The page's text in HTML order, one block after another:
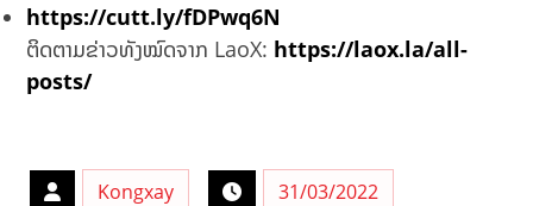
https://cutt.ly/fDPwq6N
ຕິດຕາມຂ່າວທັງໝົດຈາກ LaoX: https://laox.la/all-
posts/
Kongxay 31/03/2022